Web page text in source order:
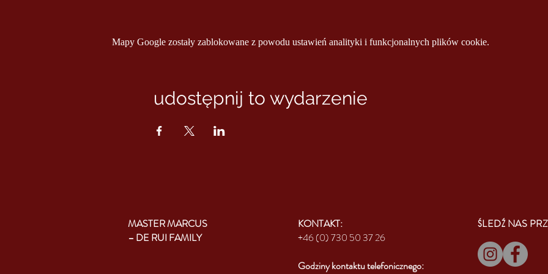
Mapy Google zostały zablokowane z powodu ustawień analityki i funkcjonalnych plików cookie.
udostępnij to wydarzenie
KONTAKT:
+46 (0) 730 50 37 26
Godziny kontaktutelefonicznego:
MASTER MARCUS
– DE RUI FAMILY
ŚLEDŹ NAS